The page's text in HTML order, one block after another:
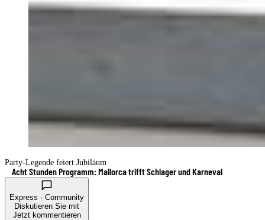
Party-Legende feiert Jubiläum
Acht Stunden Programm: Mallorca trifft Schlager und Karneval
Express · Community
Diskutieren Sie mit
Jetzt kommentieren